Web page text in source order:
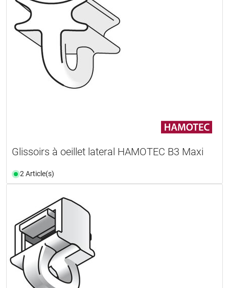
Glissoirs à oeillet lateral HAMOTEC B3 Maxi
2 Article(s)